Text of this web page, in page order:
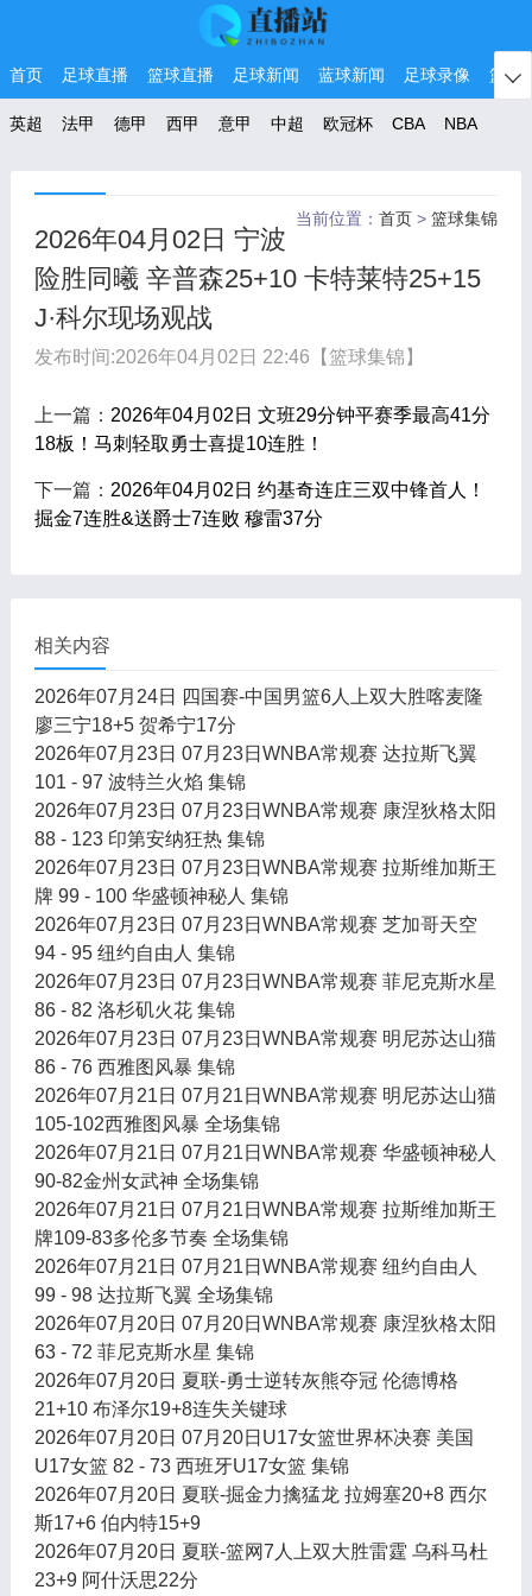
首页 足球直播 篮球直播 足球新闻 蓝球新闻 足球录像 篮球

英超 法甲 德甲 西甲 意甲 中超 欧冠杯 CBA NBA
当前位置：首页 >篮球集锦
2026年04月02日 宁波
险胜同曦 辛普森25+10 卡特莱特25+15
J·科尔现场观战
发布时间:2026年04月02日 22:46 【篮球集锦】
上一篇： 2026年04月02日 文班29分钟平赛季最高41分
18板！马刺轻取勇士喜提10连胜！
下一篇： 2026年04月02日 约基奇连庄三双中锋首人！
掘金7连胜&送爵士7连败 穆雷37分
相关内容
2026年07月24日 四国赛-中国男篮6人上双大胜喀麦隆
廖三宁18+5 贺希宁17分
2026年07月23日 07月23日WNBA常规赛 达拉斯飞翼
101 - 97 波特兰火焰 集锦
2026年07月23日 07月23日WNBA常规赛 康涅狄格太阳
88 - 123 印第安纳狂热 集锦
2026年07月23日 07月23日WNBA常规赛 拉斯维加斯王
牌 99 - 100 华盛顿神秘人 集锦
2026年07月23日 07月23日WNBA常规赛 芝加哥天空
94 - 95 纽约自由人 集锦
2026年07月23日 07月23日WNBA常规赛 菲尼克斯水星
86 - 82 洛杉矶火花 集锦
2026年07月23日 07月23日WNBA常规赛 明尼苏达山猫
86 - 76 西雅图风暴 集锦
2026年07月21日 07月21日WNBA常规赛 明尼苏达山猫
105-102西雅图风暴 全场集锦
2026年07月21日 07月21日WNBA常规赛 华盛顿神秘人
90-82金州女武神 全场集锦
2026年07月21日 07月21日WNBA常规赛 拉斯维加斯王
牌109-83多伦多节奏 全场集锦
2026年07月21日 07月21日WNBA常规赛 纽约自由人
99 - 98 达拉斯飞翼 全场集锦
2026年07月20日 07月20日WNBA常规赛 康涅狄格太阳
63 - 72 菲尼克斯水星 集锦
2026年07月20日 夏联-勇士逆转灰熊夺冠 伦德博格
21+10 布泽尔19+8连失关键球
2026年07月20日 07月20日U17女篮世界杯决赛 美国
U17女篮 82 - 73 西班牙U17女篮 集锦
2026年07月20日 夏联-掘金力擒猛龙 拉姆塞20+8 西尔
斯17+6 伯内特15+9
2026年07月20日 夏联-篮网7人上双大胜雷霆 乌科马杜
23+9 阿什沃思22分